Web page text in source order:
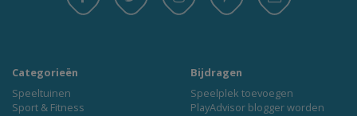
Categorieën
Speeltuinen
Sport & Fitness
Bijdragen
Speelplek toevoegen
PlayAdvisor blogger worden